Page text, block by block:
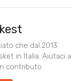
che dal 2013
in Italia. Aiutaci a
contributo.